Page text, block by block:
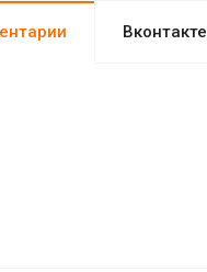
Вконтакте